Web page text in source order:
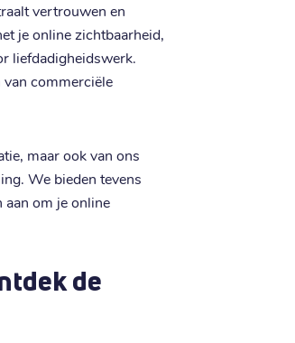
vertrouwen en
je online zichtbaarheid,
liefdadigheidswerk.
van commerciële
maar ook van ons
We bieden tevens
om je online
de